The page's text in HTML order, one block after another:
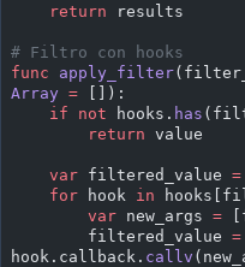
    return
results
# Filtro con hooks
func apply_filter
Array = []):
    if
not hooks. has
        return
value
    var
filtered_value =
    for
hook in
        var
new_args =
        filtered_value
=
hook.callback. callv